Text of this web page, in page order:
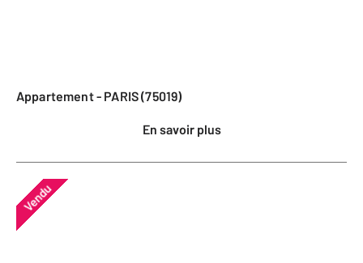
Appartement - PARIS (75019)
En savoir plus
Vendu